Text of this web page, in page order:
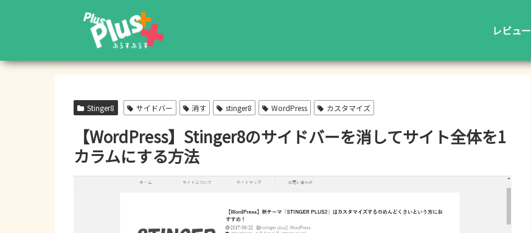
レビュー
Stinger8 サイドバー 消す stinger8 WordPress カスタマイズ
【WordPress】Stinger8のサイドバーを消してサイト全体を1
カラムにする方法